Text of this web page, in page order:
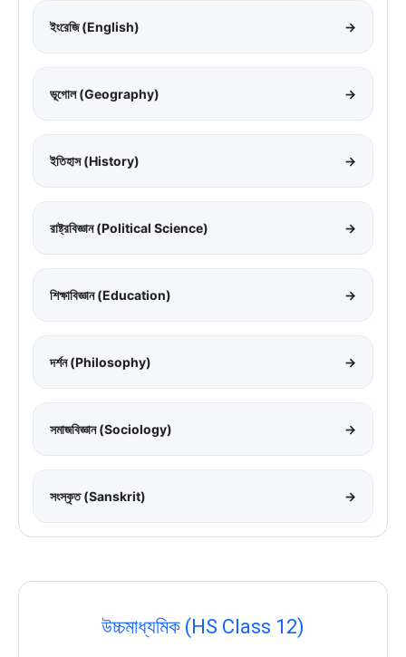
ইংরেজি (English) →
ভূগোল (Geography) →
ইতিহাস (History) →
রাষ্ট্রবিজ্ঞান (Political Science) →
শিক্ষাবিজ্ঞান (Education) →
দর্শন (Philosophy) →
সমাজবিজ্ঞান (Sociology) →
সংস্কৃত (Sanskrit) →
উচ্চমাধ্যমিক (HS Class 12)